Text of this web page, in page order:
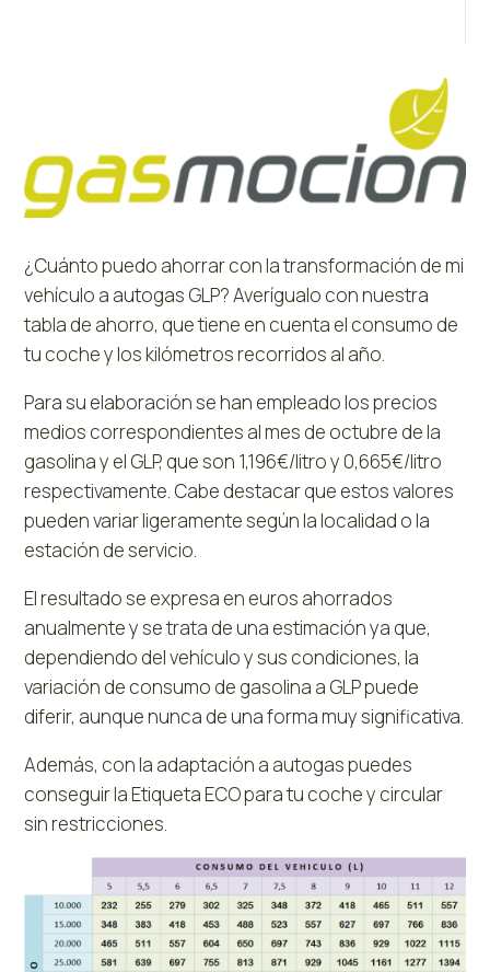
¿Cuánto puedo ahorrar con la transformación de mi
vehículo a autogas GLP? Averígualo con nuestra
tabla de ahorro, que tiene en cuenta el consumo de
tu coche y los kilómetros recorridos al año.
Para su elaboración se han empleado los precios
medios correspondientes al mes de octubre de la
gasolina y el GLP, que son 1,196€/litro y 0,665€/litro
respectivamente. Cabe destacar que estos valores
pueden variar ligeramente según la localidad o la
estación de servicio.
El resultado se expresa en euros ahorrados
anualmente y se trata de una estimación ya que,
dependiendo del vehículo y sus condiciones, la
variación de consumo de gasolina a GLP puede
diferir, aunque nunca de una forma muy significativa.
Además, con la adaptación a autogas puedes
conseguir la Etiqueta ECO para tu coche y circular
sin restricciones.